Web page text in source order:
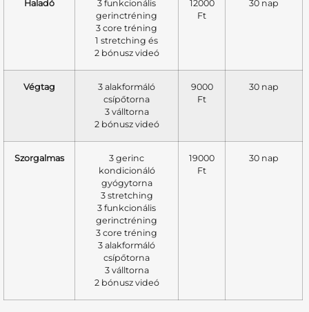
Haladó
3 funkcionális
gerinctréning
3 core tréning
1 stretching és
2 bónusz videó
12000
Ft
30 nap
Végtag
3 alakformáló
csípőtorna
3 válltorna
2 bónusz videó
9000
Ft
30 nap
Szorgalmas
3 gerinc
kondicionáló
gyógytorna
3 stretching
3 funkcionális
gerinctréning
3 core tréning
3 alakformáló
csípőtorna
3 válltorna
2 bónusz videó
19000
Ft
30 nap